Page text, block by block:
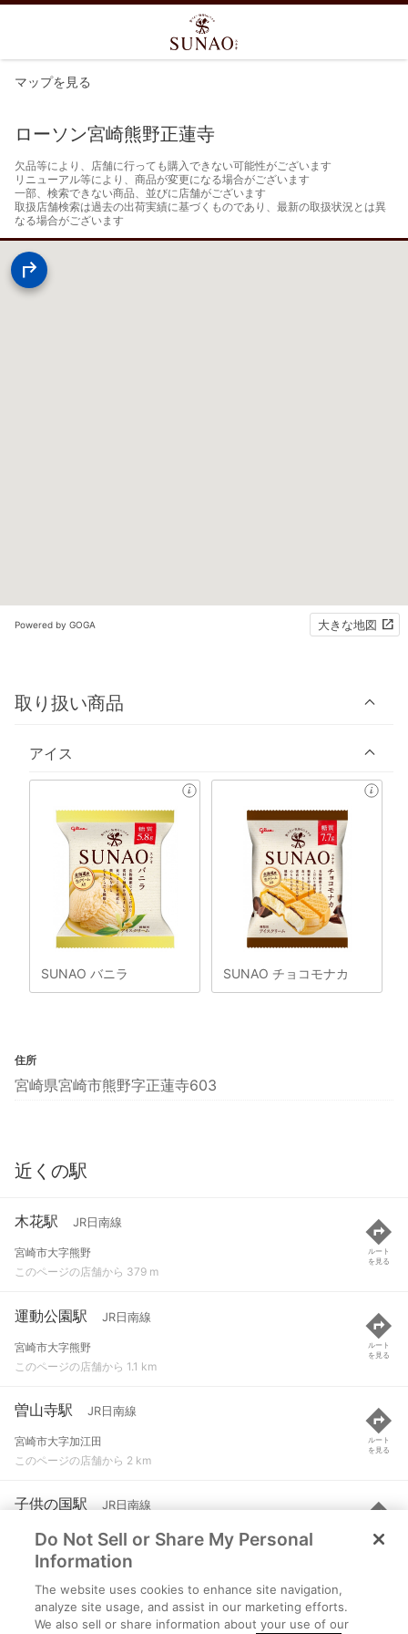
マップを見る
ローソン宮崎熊野正蓮寺
欠品等により、店舗に行っても購入できない可能性がございます
リニューアル等により、商品が変更になる場合がございます
一部、検索できない商品、並びに店舗がございます
取扱店舗検索は過去の出荷実績に基づくものであり、最新の取扱状況とは異
なる場合がございます
Powered by GOGA 大きな地図
取り扱い商品
アイス
SUNAO バニラ SUNAO チョコモナカ
住所
宮崎県宮崎市熊野字正蓮寺603
近くの駅
木花駅 JR日南線
宮崎市大字熊野
このページの店舗から 379 m
ルート
を見る
運動公園駅 JR日南線
宮崎市大字熊野
このページの店舗から 1.1 km
ルート
を見る
曽山寺駅 JR日南線
宮崎市大字加江田
このページの店舗から 2 km
ルート
を見る
子供の国駅 JR日南線
宮崎市大字加江田
このページの店舗から 3.1 km
ルート
を見る
南方駅 JR日南線
宮崎市大字本郷南方
Do Not Sell or Share My Personal
Information
The website uses cookies to enhance site navigation,
analyze site usage, and assist in our marketing efforts.
We also sell or share information about your use of our